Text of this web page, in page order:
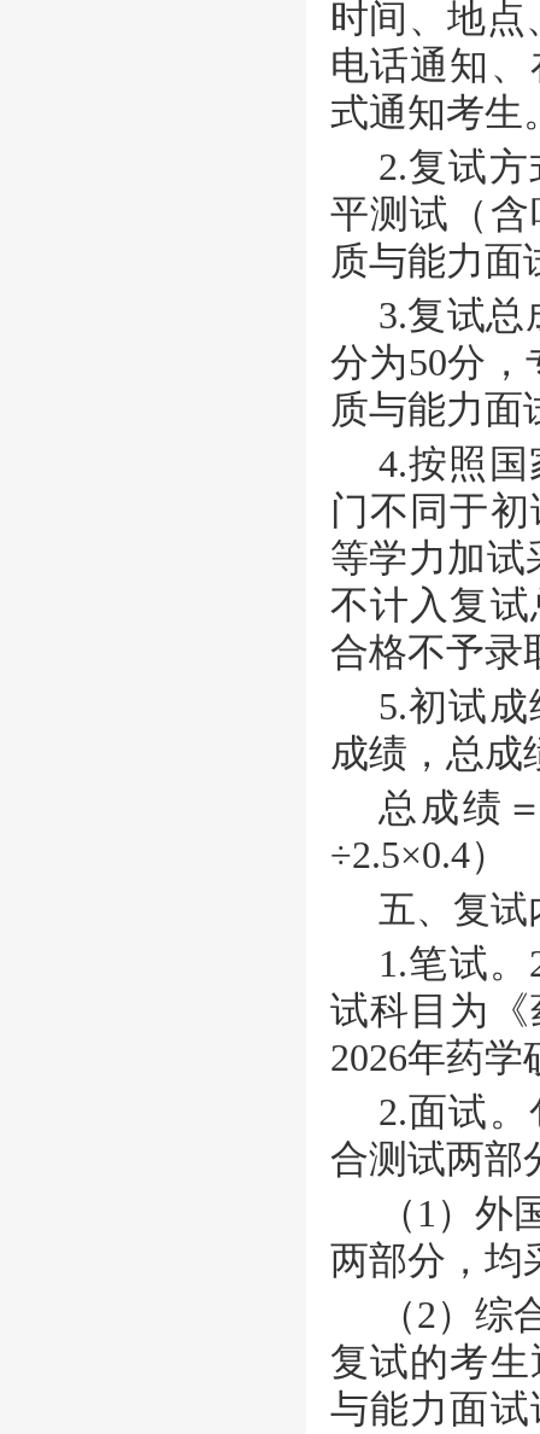
时间、地点
电话通知
式通知考生
2.复试
平测试（
质与能力面
3.复试总
分为50分，
质与能力面
4.按照
门不同于
等学力加试
不计入复
合格不予录
5.初试
成绩，总成
总成绩
÷2.5×0.4）
五、复试
1.笔试。
试科目为
2026年药学
2.面试
合测试两部
（ 1）外
两部分，均
（2）综
复试的考
与能力面